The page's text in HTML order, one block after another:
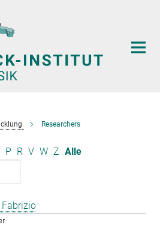
Researchers
P R V W Z Alle